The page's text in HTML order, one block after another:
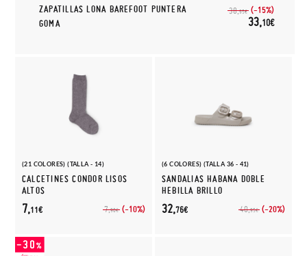
ZAPATILLAS LONA BAREFOOT PUNTERA
GOMA
38,95€ (-15%)
33,10€
(21 COLORES) (TALLA - 14)
CALCETINES CONDOR LISOS
ALTOS
7,90€ (-10%)
7,11€
(6 COLORES) (TALLA 36 - 41)
SANDALIAS HABANA DOBLE
HEBILLA BRILLO
40,95€ (-20%)
32,76€